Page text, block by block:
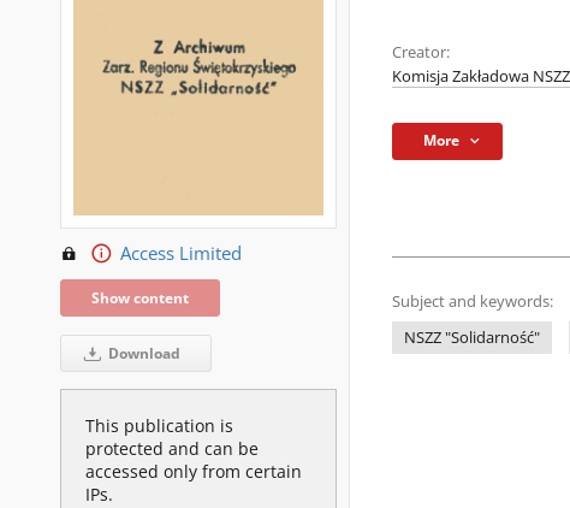
Access Limited
Show content
Download
This publication is
protected and can be
accessed only from certain
IPs.
Creator:
Komisja Zakładowa
More
Subject and keywords:
NSZZ "Solidarność"